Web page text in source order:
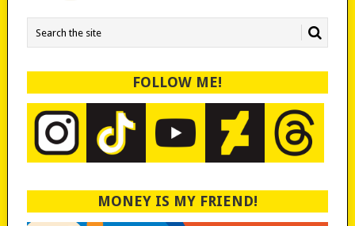
FOLLOW ME!
MONEY IS MY FRIEND!